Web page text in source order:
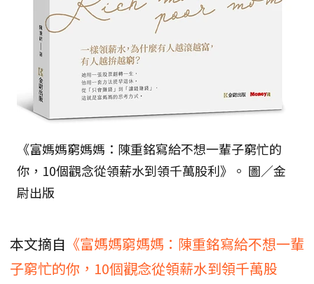
《富媽媽窮媽媽：陳重銘寫給不想一輩子窮忙的
你，10個觀念從領薪水到領千萬股利》。 圖／金
尉出版
本文摘自 《富媽媽窮媽媽：陳重銘寫給不想一輩
子窮忙的你，10個觀念從領薪水到領千萬股